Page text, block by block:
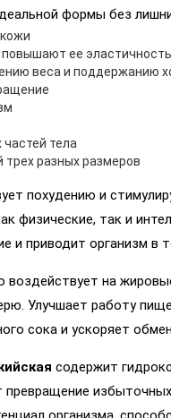
формы без
ее эластичность
веса и поддержанию
тела
трех разных размеров
похудению и
физические, так и
и приводит организм в
воздействует на
Улучшает работу
сока и ускоряет
содержит
превращение